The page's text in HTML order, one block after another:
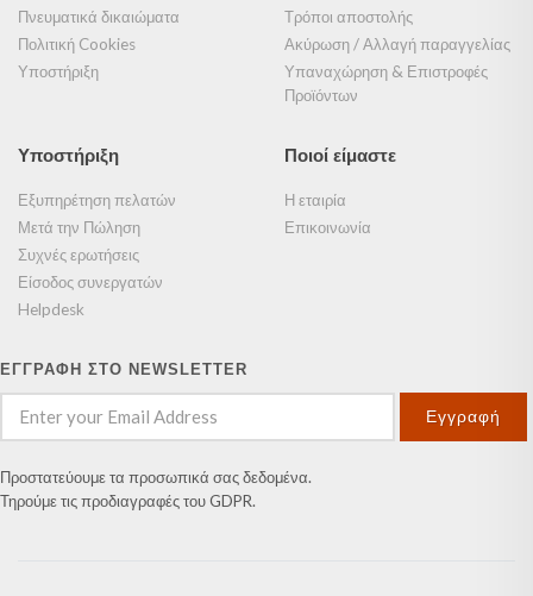
Πνευματικά δικαιώματα
Πολιτική Cookies
Υποστήριξη
Τρόποι αποστολής
Ακύρωση / Αλλαγή παραγγελίας
Υπαναχώρηση & Επιστροφές
Προϊόντων
Υποστήριξη
Εξυπηρέτηση πελατών
Μετά την Πώληση
Συχνές ερωτήσεις
Είσοδος συνεργατών
Helpdesk
Ποιοί είμαστε
Η εταιρία
Επικοινωνία
ΕΓΓΡΑΦΗ ΣΤΟ NEWSLETTER
Εγγραφή
Προστατεύουμε τα προσωπικά σας δεδομένα.
Τηρούμε τις προδιαγραφές του GDPR.